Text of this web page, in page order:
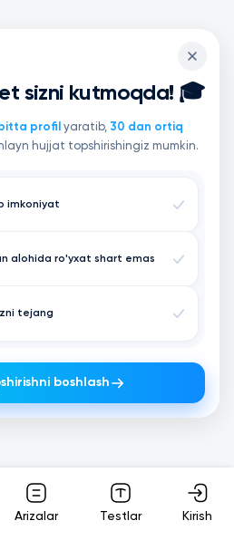
Arizalar Testlar Kirish
sizni kutmoqda! 🎓
bitta profil yaratib, 30 dan ortiq
hujjat topshirishingiz mumkin.
imkoniyat
alohida ro'yxat shart emas
tejang
boshlash